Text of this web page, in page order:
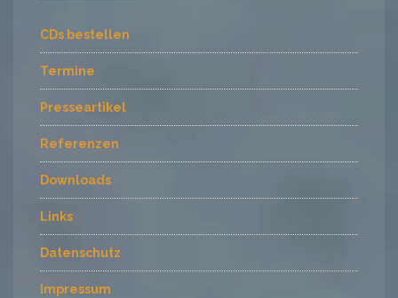
CDs bestellen
Termine
Presseartikel
Referenzen
Downloads
Links
Datenschutz
Impressum